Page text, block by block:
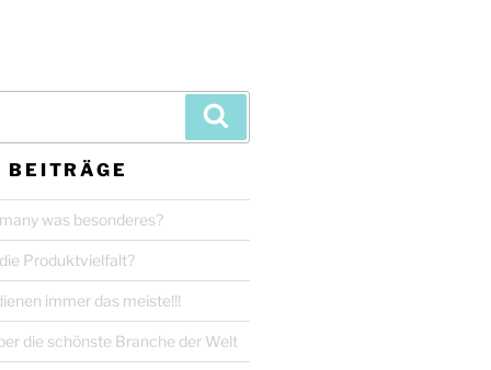
BEITRÄGE
was besonderes?
Produktvielfalt?
immer das meiste!!!
die schönste Branche der Welt